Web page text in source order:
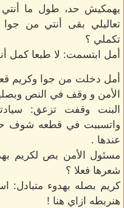
يهمكيش حد، طول ما
تعاليلي بقى أنتي من جوا
تكملي ؟
أمل ابتسمت: لا طبعا كمل
أمل دخلت من جوا وكريم
الأمن و وقف في النص
البنت وقفت تزعق:
واتسببت في قطعه شوف
عندها .
مسئول الأمن بص لكريم
شعرها فعلا ؟
كريم بصله بهدوء متبادل:
هنربطه ازاي هنا !